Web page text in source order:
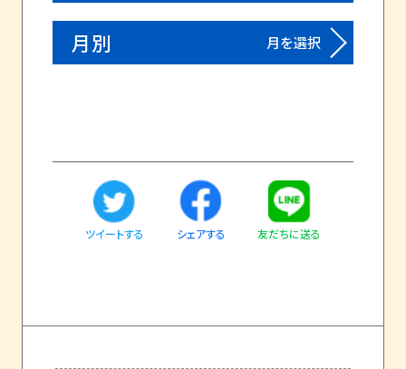
月別 月を選択
ツイートする シェアする 友だちに送る